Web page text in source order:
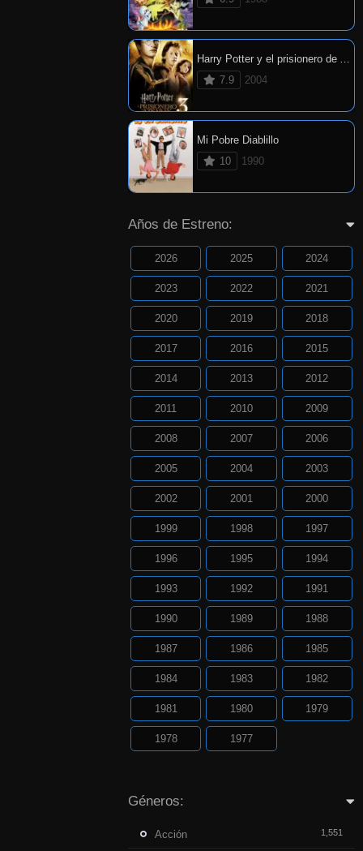
Harry Potter y el prisionero de Azkaban
7.9
2004
Mi Pobre Diablillo
10
1990
Años de Estreno:
2026 2025 2024
2023 2022 2021
2020 2019 2018
2017 2016 2015
2014 2013 2012
2011 2010 2009
2008 2007 2006
2005 2004 2003
2002 2001 2000
1999 1998 1997
1996 1995 1994
1993 1992 1991
1990 1989 1988
1987 1986 1985
1984 1983 1982
1981 1980 1979
1978 1977
Géneros:
Acción 1,551